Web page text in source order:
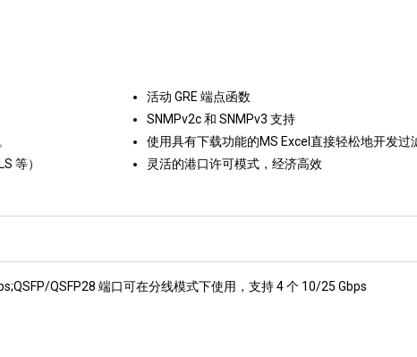
等）
活动 GRE 端点函数
SNMPv2c 和 SNMPv3 支持
使用具有下载功能的MS Excel直接轻松地开发过
灵活的港口许可模式，经济高效
QSFP28 端口可在分线模式下使用，支持 4 个 10/25 Gbps